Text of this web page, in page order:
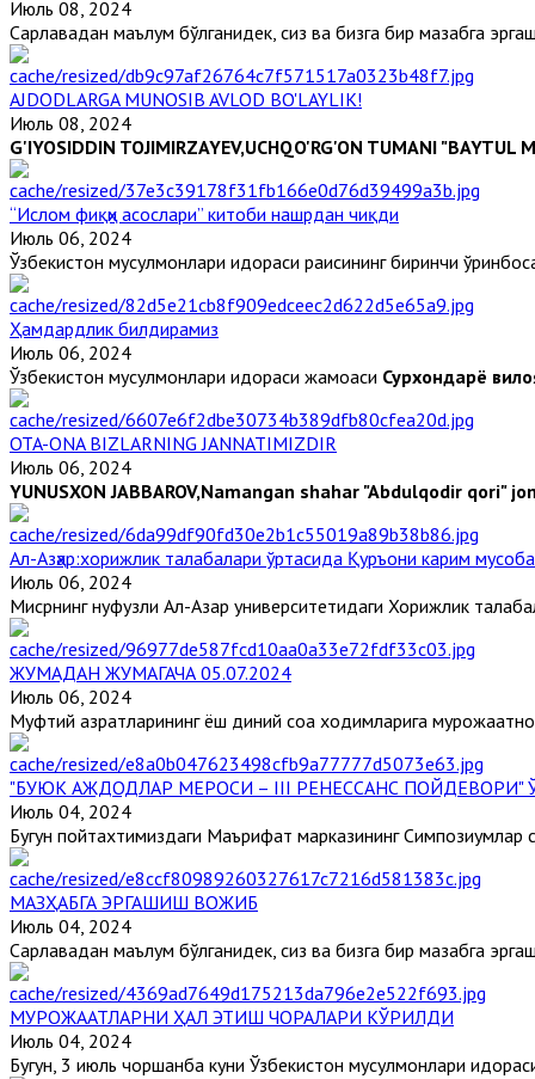
Июль 08, 2024
Сарлавҳадан маълум бўлганидек, сиз ва бизга бир мазҳабга
AJDODLARGA MUNOSIB AVLOD BO'LAYLIK!
Июль 08, 2024
G'IYOSIDDIN TOJIMIRZAYEV,UCHQO'RG'ON TUMANI "BAYTUL
“Ислом фиқҳи асослари” китоби нашрдан чиқди
Июль 06, 2024
Ўзбекистон мусулмонлари идораси раисининг биринчи
Ҳамдардлик билдирамиз
Июль 06, 2024
Ўзбекистон мусулмонлари идораси жамоаси Сурхондарё
OTA-ONA BIZLARNING JANNATIMIZDIR
Июль 06, 2024
YUNUSXON JABBAROV,Namangan shahar "Abdulqodir qori"
Aл-Aзҳар:хорижлик талабалари ўртасида Қуръони карим
Июль 06, 2024
Мисрнинг нуфузли Aл-Aзҳар университетидаги Хорижлик
ЖУМАДАН ЖУМАГАЧА 05.07.2024
Июль 06, 2024
Муфтий ҳазратларининг ёш диний соҳа ходимларига
"БУЮК АЖДОДЛАР МЕРОСИ – III РЕНЕССАНС
Июль 04, 2024
Бугун пойтахтимиздаги Маърифат марказининг Симпозиумлар
МАЗҲАБГА ЭРГАШИШ ВОЖИБ
Июль 04, 2024
Сарлавҳадан маълум бўлганидек, сиз ва бизга бир мазҳабга
МУРОЖААТЛАРНИ ҲАЛ ЭТИШ ЧОРАЛАРИ КЎРИЛДИ
Июль 04, 2024
Бугун, 3 июль чоршанба куни Ўзбекистон мусулмонлари